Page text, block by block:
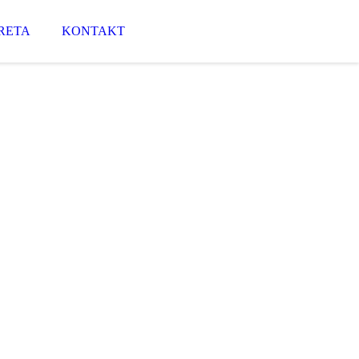
KONTAKT